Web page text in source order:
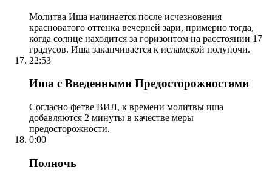
Молитва Иша начинается после исчезновения
красноватого оттенка вечерней зари, примерно тогда,
когда солнце находится за горизонтом на расстоянии 17
градусов. Иша заканчивается к исламской полуночи.
22:53
Иша с Введенными Предосторожностями
Согласно фетве ВИЛ, к времени молитвы иша
добавляются 2 минуты в качестве меры
предосторожности.
0:00
Полночь